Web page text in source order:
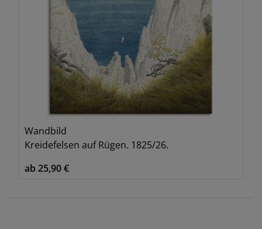
Wandbild
Kreidefelsen auf Rügen. 1825/26.
ab 25,90 €